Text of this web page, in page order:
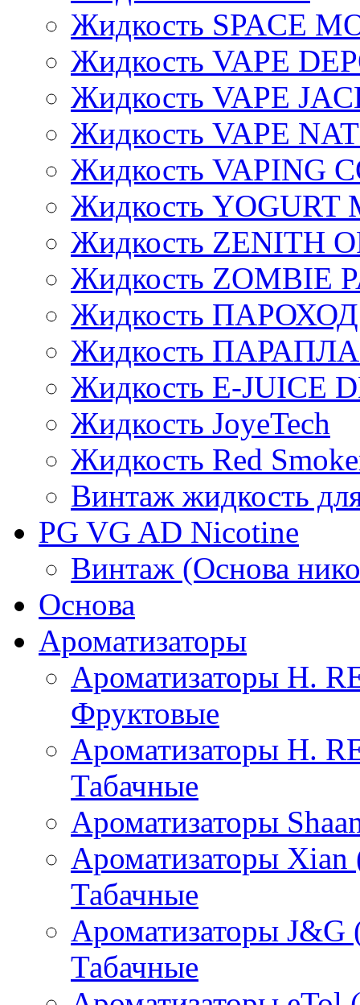
Жидкость SPACE
Жидкость VAPE
Жидкость VAPE
Жидкость VAPE
Жидкость VAPING
Жидкость YOGURT
Жидкость ZENITH
Жидкость ZOMBIE
Жидкость ПАРОХОД
Жидкость
Жидкость E-JUIСE
Жидкость JoyeTech
Жидкость Red
Винтаж жидкость
PG VG AD Nicotine
Винтаж (Основа
Основа
Ароматизаторы
Ароматизаторы H.
Фруктовые
Ароматизаторы H.
Табачные
Ароматизаторы
Ароматизаторы
Табачные
Ароматизаторы
Табачные